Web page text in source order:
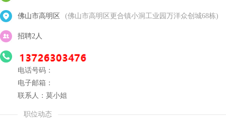
佛山市高明区 (佛山市高明区更合镇小洞工业园万洋众创城68栋)
招聘2人
电话号码：
电子邮箱：
联系人：莫小姐
职位动态